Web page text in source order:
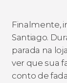
Finalmente,
Santiago.
parada na loja
ver que sua
conto de